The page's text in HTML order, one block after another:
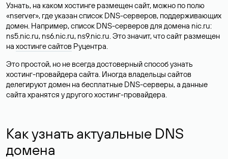
Узнать, на каком хостинге размещен сайт, можно по полю
«nserver», где указан список DNS-серверов, поддерживающих
домен. Например, список DNS-серверов для домена nic.ru:
ns5.nic.ru, ns6.nic.ru, ns9.nic.ru. Это значит, что сайт размещен
на хостинге сайтов Руцентра.
Это простой, но не всегда достоверный способ узнать
хостинг-провайдера сайта. Иногда владельцы сайтов
делегируют домен на бесплатные DNS-серверы, а данные
сайта хранятся у другого хостинг-провайдера.
Как узнать актуальные DNS
домена